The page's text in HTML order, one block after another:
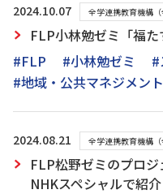
2024.10.07 全学連携教育機構（
FLP小林勉ゼミ「福
#FLP
#小林勉ゼミ
#
#地域・公共マネジメン
2024.08.21 全学連携教育機構（
FLP松野ゼミのプロ
NHKスペシャルで紹